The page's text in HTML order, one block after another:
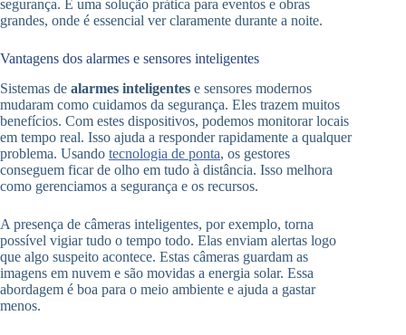
segurança. É uma solução prática para eventos e obras
grandes, onde é essencial ver claramente durante a noite.
Vantagens dos alarmes e sensores inteligentes
Sistemas de alarmes inteligentes e sensores modernos
mudaram como cuidamos da segurança. Eles trazem muitos
benefícios. Com estes dispositivos, podemos monitorar locais
em tempo real. Isso ajuda a responder rapidamente a qualquer
problema. Usando tecnologia de ponta, os gestores
conseguem ficar de olho em tudo à distância. Isso melhora
como gerenciamos a segurança e os recursos.
A presença de câmeras inteligentes, por exemplo, torna
possível vigiar tudo o tempo todo. Elas enviam alertas logo
que algo suspeito acontece. Estas câmeras guardam as
imagens em nuvem e são movidas a energia solar. Essa
abordagem é boa para o meio ambiente e ajuda a gastar
menos.